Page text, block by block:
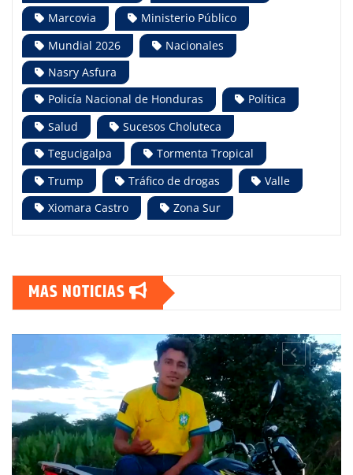
Marcovia
Ministerio Público
Mundial 2026
Nacionales
Nasry Asfura
Policía Nacional de Honduras
Política
Salud
Sucesos Choluteca
Tegucigalpa
Tormenta Tropical
Trump
Tráfico de drogas
Valle
Xiomara Castro
Zona Sur
MAS NOTICIAS